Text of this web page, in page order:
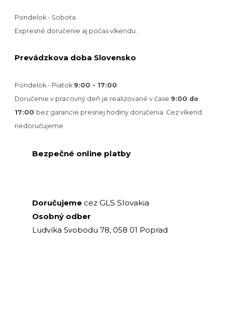
Pondelok - Sobota
Expresné doručenie aj počas víkendu.
Prevádzkova doba Slovensko
Pondelok - Piatok 9:00 - 17:00
Doručenie v pracovný deň je realizované v čase 9:00 do
17:00 bez garancie presnej hodiny doručenia. Cez víkend
nedoručujeme.
Bezpečné online platby
Doručujeme cez GLS Slovakia
Osobný odber
Ludvíka Svobodu 78, 058 01 Poprad